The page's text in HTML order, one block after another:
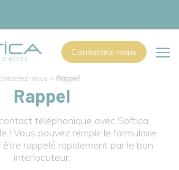
Contactez-nous
nous > Rappel
Rappel
téléphonique avec Softica,
! Vous pouvez remplir le formulaire
rappelé rapidement par le bon
interlocuteur.